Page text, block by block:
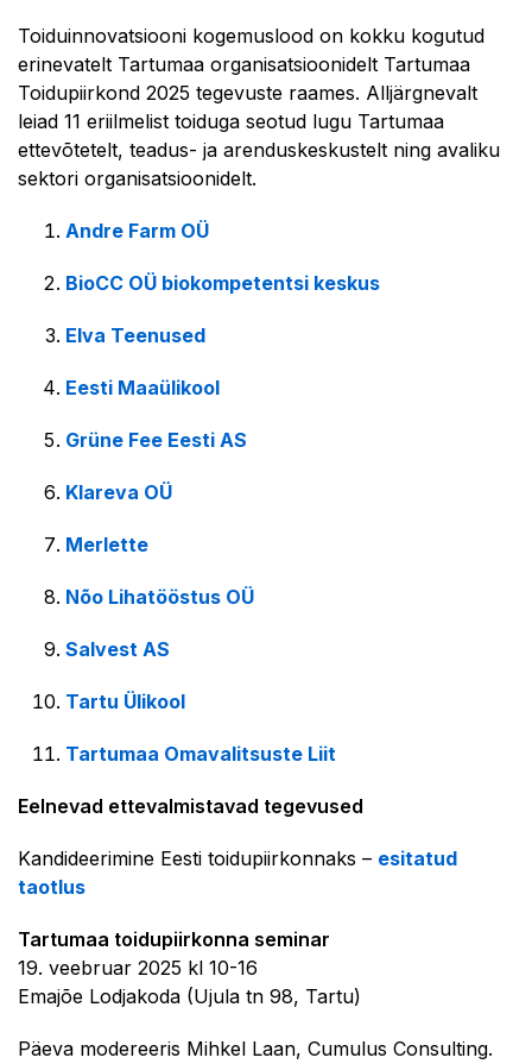
Toiduinnovatsiooni kogemuslood on kokku kogutud
erinevatelt Tartumaa organisatsioonidelt Tartumaa
Toidupiirkond 2025 tegevuste raames. Alljärgnevalt
leiad 11 eriilmelist toiduga seotud lugu Tartumaa
ettevõtetelt, teadus- ja arenduskeskustelt ning avaliku
sektori organisatsioonidelt.
Andre Farm OÜ
BioCC OÜ biokompetentsi keskus
Elva Teenused
Eesti Maaülikool
Grüne Fee Eesti AS
Klareva OÜ
Merlette
Nõo Lihatööstus OÜ
Salvest AS
Tartu Ülikool
Tartumaa Omavalitsuste Liit
Eelnevad ettevalmistavad tegevused
Kandideerimine Eesti toidupiirkonnaks – esitatud
taotlus
Tartumaa toidupiirkonna seminar
19. veebruar 2025 kl 10-16
Emajõe Lodjakoda (Ujula tn 98, Tartu)
Päeva modereeris Mihkel Laan, Cumulus Consulting.